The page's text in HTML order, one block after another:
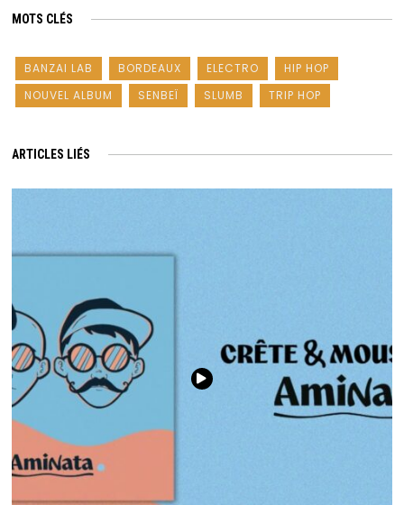
MOTS CLÉS
BANZAI LAB BORDEAUX ELECTRO
HIP HOP
NOUVEL ALBUM
SENBEÏ SLUMB TRIP HOP
ARTICLES LIÉS